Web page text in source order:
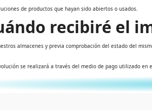
de productos que hayan sido abiertos o usados.
recibiré el
almacenes y previa comprobación del estado del
se realizará a través del medio de pago utilizado